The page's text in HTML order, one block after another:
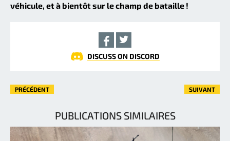
véhicule, et à bientôt sur le champ de bataille !
DISCUSS ON DISCORD
PRÉCÉDENT SUIVANT
PUBLICATIONS SIMILAIRES